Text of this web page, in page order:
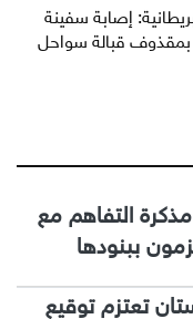
إصابة سفينة
قبالة سواحل
التفاهم مع
ببنودها
تعتزم توقيع